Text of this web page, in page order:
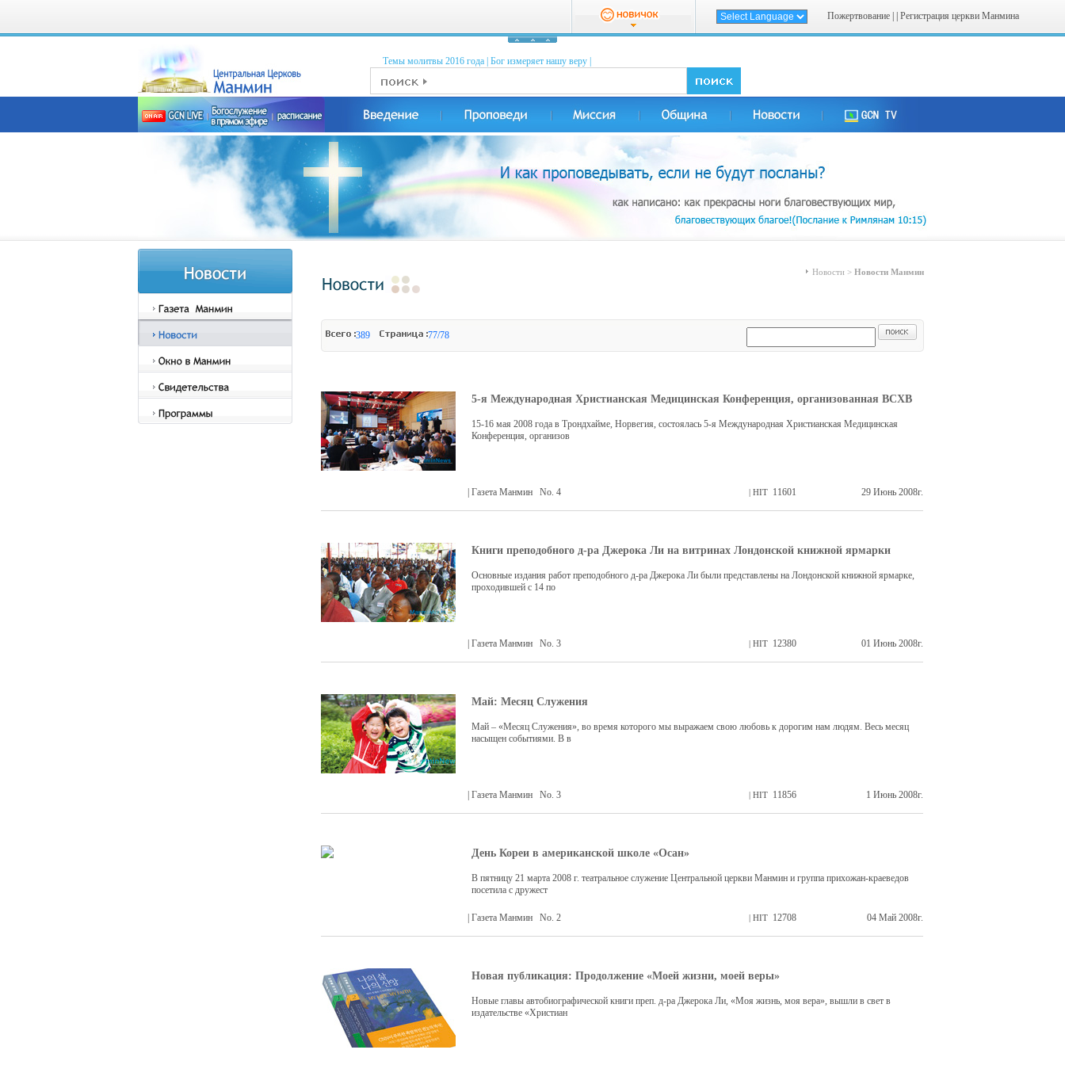
Пожертвование Регистрация церкви Манмина
Темы молитвы 2016 годa Бог измеряет нашу веру
Новости > Новости Манмин
389 77/78
5-я Международная Христианская Медицинская Конференция, организованная ВСХВ
15-16 мая 2008 года в Трондхайме, Норвегия, состоялась 5-я Международная Христианская Медицинская
Конференция, организов
| Газета Манмин No. 4 | HIT 11601 29 Июнь 2008г.
Книги преподобного д-ра Джерока Ли на витринах Лондонской книжной ярмарки
Основные издания работ преподобного д-ра Джерока Ли были представлены на Лондонской книжной ярмарке,
проходившей с 14 по
| Газета Манмин No. 3 | HIT 12380 01 Июнь 2008г.
Май: Месяц Служения
Май – «Месяц Служения», во время которого мы выражаем свою любовь к дорогим нам людям. Весь месяц
насыщен событиями. В в
| Газета Манмин No. 3 | HIT 11856 1 Июнь 2008г.
День Кореи в американской школе «Осан»
В пятницу 21 марта 2008 г. театральное служение Центральной церкви Манмин и группа прихожан-краеведов
посетила с дружест
| Газета Манмин No. 2 | HIT 12708 04 Май 2008г.
Новая публикация: Продолжение «Моей жизни, моей веры»
Новые главы автобиографической книги преп. д-ра Джерока Ли, «Моя жизнь, моя вера», вышли в свет в
издательстве «Христиан